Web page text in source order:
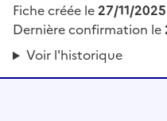
Fiche créée le27/11/2025
Dernière confirmation le
Voir l'historique